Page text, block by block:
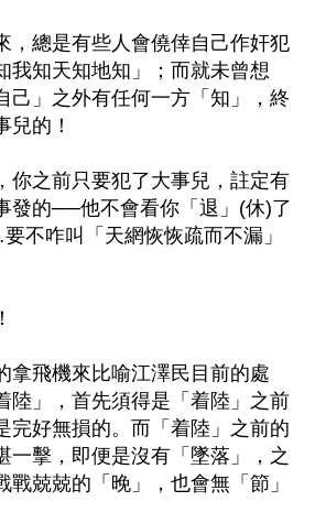
，總是有些人會僥倖自己作奸犯
我知天知地知」；而就未曾想
己」之外有任何一方「知」，終
兒的！
你之前只要犯了大事兒，註定有
發的──他不會看你「退」(休)了
不咋叫「天網恢恢疏而不漏」
拿飛機來比喻江澤民目前的處
陸」，首先須得是「着陸」之前
完好無損的。而「着陸」之前的
一擊，即便是沒有「墜落」，之
戰兢兢的「晚」，也會無「節」